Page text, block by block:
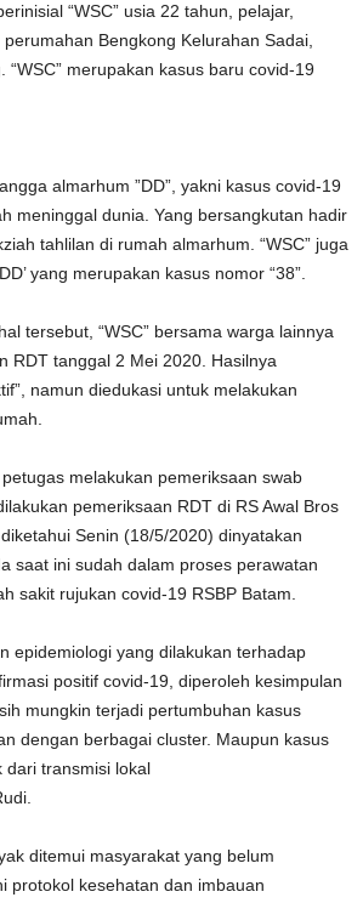
“WSC” usia 22 tahun, pelajar,
Bengkong Kelurahan Sadai,
“WSC” merupakan kasus baru covid-19
almarhum ”DD”, yakni kasus covid-19
meninggal dunia. Yang bersangkutan hadir
tahlilan di rumah almarhum. “WSC” juga
yang merupakan kasus nomor “38”.
tersebut, “WSC” bersama warga lainnya
RDT tanggal 2 Mei 2020. Hasilnya
namun diedukasi untuk melakukan
melakukan pemeriksaan swab
pemeriksaan RDT di RS Awal Bros
Senin (18/5/2020) dinyatakan
saat ini sudah dalam proses perawatan
sakit rujukan covid-19 RSBP Batam.
epidemiologi yang dilakukan terhadap
positif covid-19, diperoleh kesimpulan
mungkin terjadi pertumbuhan kasus
dengan berbagai cluster. Maupun kasus
dari transmisi lokal
ditemui masyarakat yang belum
protokol kesehatan dan imbauan